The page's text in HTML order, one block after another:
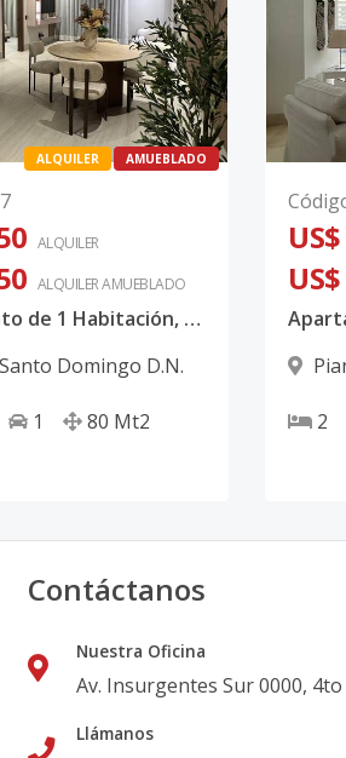
ALQUILER AMUEBLADO
ALQUILER
ALQUILERAMUEBLADO
Apartamento de 1 Habitación, Finamente Amueblado, Piantini
Santo Domingo D.N.
1 80 Mt2 2
Contáctanos
Nuestra Oficina
Av. Insurgentes Sur 0000, 4to
Llámanos